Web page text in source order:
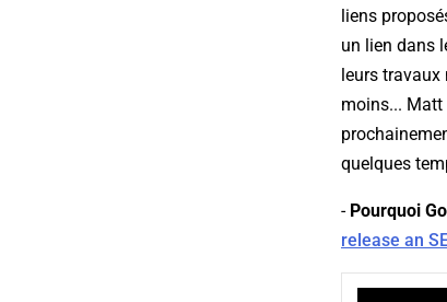
liens
un lien dans
leurs
moins... Matt
quelques
- Pourquoi
release an